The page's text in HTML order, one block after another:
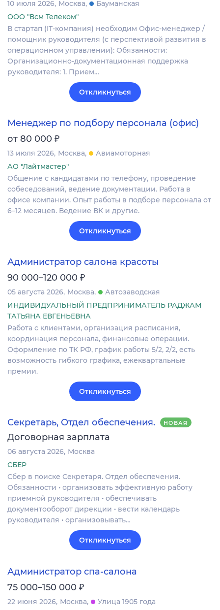
10 июля 2026 Москва
Бауманская
ООО "Всм Телеком"
В стартап (IT-компания) необходим Офис-менеджер /
помощник руководителя (с перспективой развития в
операционном управлении): Обязанности:
Организационно-документационная поддержка
руководителя: 1. Прием…
Откликнуться
Менеджер по подбору персонала (офис)
от 80 000 ₽
13 июля 2026 Москва
Авиамоторная
АО "Лайтмастер"
Общение с кандидатами по телефону, проведение
собеседований, ведение документации. Работа в
офисе компании. Опыт работы в подборе персонала от
6–12 месяцев. Ведение ВК и другие.
Откликнуться
Администратор салона красоты
90 000–120 000 ₽
05 августа 2026 Москва
Автозаводская
ИНДИВИДУАЛЬНЫЙ ПРЕДПРИНИМАТЕЛЬ РАДЖАМ
ТАТЬЯНА ЕВГЕНЬЕВНА
Работа с клиентами, организация расписания,
координация персонала, финансовые операции.
Оформление по ТК РФ, график работы 5/2, 2/2, есть
возможность гибкого графика, ежеквартальные
премии.
Откликнуться
Секретарь, Отдел обеспечения. НОВАЯ
Договорная зарплата
06 августа 2026 Москва
СБЕР
Сбер в поиске Секретаря. Отдел обеспечения.
Обязанности • организовать эффективную работу
приемной руководителя • обеспечивать
документооборот дирекции • вести календарь
руководителя • организовывать…
Откликнуться
Администратор спа-салона
75 000–150 000 ₽
22 июня 2026 Москва Улица 1905 года